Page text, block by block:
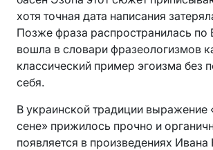
хотя точная дата написания
Позже фраза распространилась по
вошла в словари фразеологизмов
классический пример эгоизма без
себя.
В украинской традиции выражение
сене» прижилось прочно и
появляется в произведениях